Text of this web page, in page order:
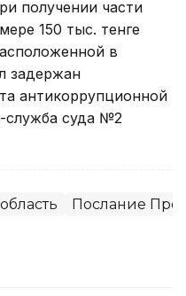
получении части
150 тыс. тенге
в
задержан
антикоррупционной
служба суда №2
Послание